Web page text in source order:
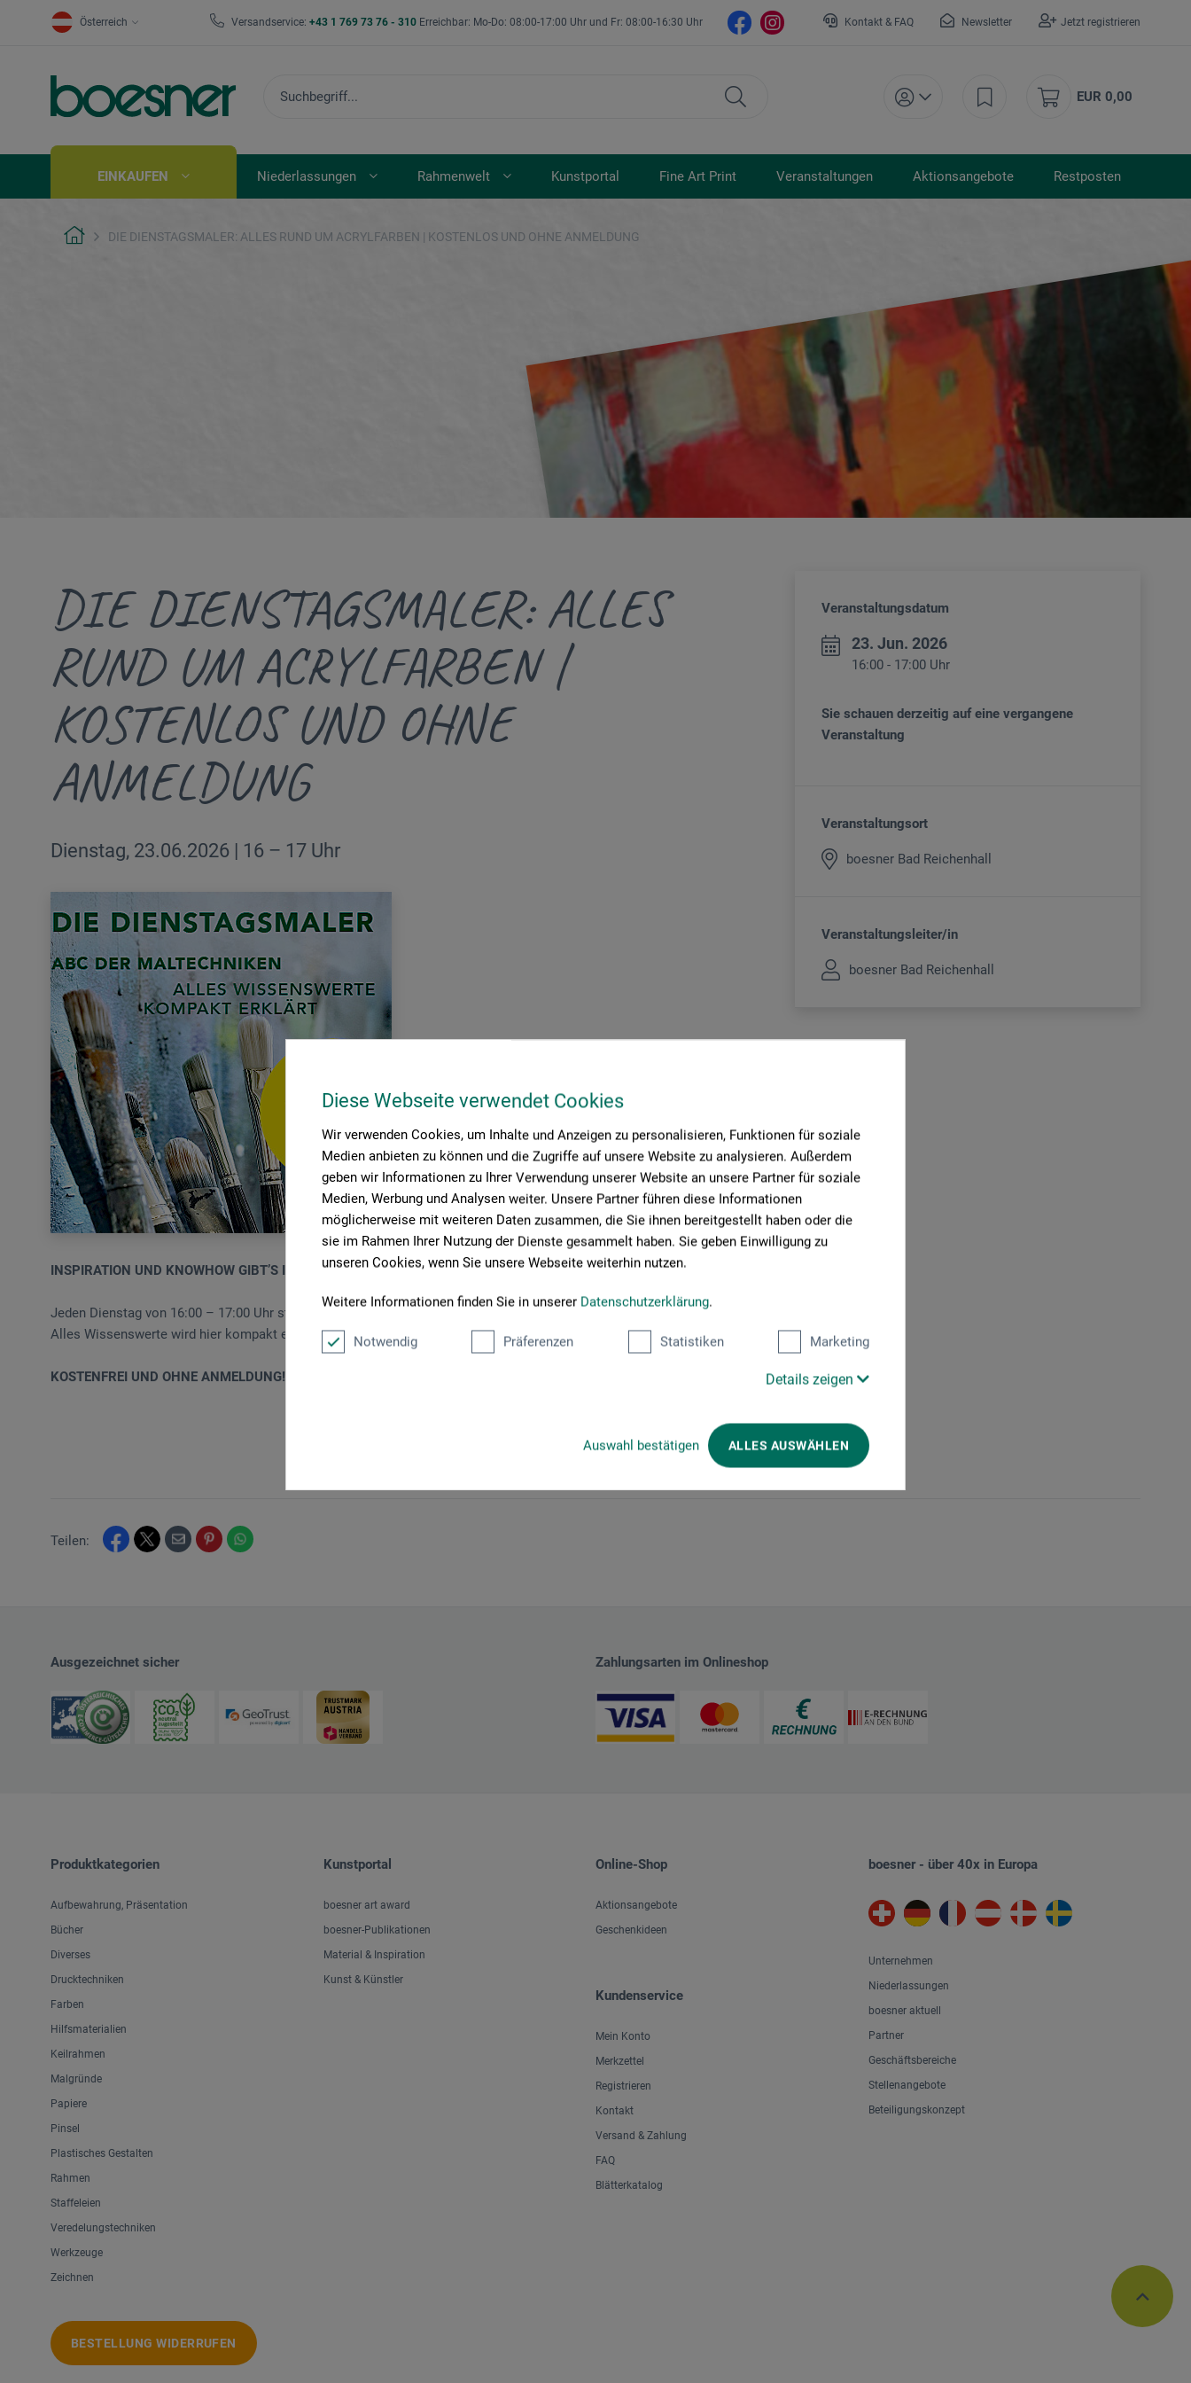
Diese Webseite verwendet Cookies
Wir verwenden Cookies, um Inhalte und Anzeigen zu personalisieren, Funktionen für soziale
Medien anbieten zu können und die Zugriffe auf unsere Website zu analysieren. Außerdem
geben wir Informationen zu Ihrer Verwendung unserer Website an unsere Partner für soziale
Medien, Werbung und Analysen weiter. Unsere Partner führen diese Informationen
möglicherweise mit weiteren Daten zusammen, die Sie ihnen bereitgestellt haben oder die
sie im Rahmen Ihrer Nutzung der Dienste gesammelt haben. Sie geben Einwilligung zu
unseren Cookies, wenn Sie unsere Webseite weiterhin nutzen.
Weitere Informationen finden Sie in unserer Datenschutzerklärung.
Notwendig Präferenzen Statistiken Marketing
Details zeigen
Auswahl bestätigen ALLES AUSWÄHLEN
Österreich Versandservice: +43 1 769 73 76 - 310 Erreichbar: Mo-Do: 08:00-17:00 Uhr und Fr: 08:00-16:30 Uhr Kontakt & FAQ Newsletter Jetzt registrieren
EUR 0,00
EINKAUFEN Niederlassungen Rahmenwelt Kunstportal Fine Art Print Veranstaltungen Aktionsangebote Restposten
DIE DIENSTAGSMALER: ALLES RUND UM ACRYLFARBEN | KOSTENLOS UND OHNE ANMELDUNG
DIE DIENSTAGSMALER: ALLES
RUND UM ACRYLFARBEN |
KOSTENLOS UND OHNE
ANMELDUNG
Dienstag, 23.06.2026 | 16 – 17 Uhr
INSPIRATION UND KNOWHOW GIBT’S IMMER DIENSTAGS BEI BOESNER BAD REICHENHALL
Jeden Dienstag von 16:00 – 17:00 Uhr stellen wir in einstündigen Sessions verschiedene Materialanwendungen vor.
Alles Wissenswerte wird hier kompakt erklärt, Fragen sind willkommen! Einfach vorbeikommen.
KOSTENFREI UND OHNE ANMELDUNG!
Veranstaltungsdatum
23. Jun. 2026
16:00 - 17:00 Uhr
Sie schauen derzeitig auf eine vergangene
Veranstaltung
Veranstaltungsort
boesner Bad Reichenhall
Veranstaltungsleiter/in
boesner Bad Reichenhall
Teilen:
Ausgezeichnet sicher Zahlungsarten im Onlineshop
Produktkategorien
Aufbewahrung, Präsentation
Bücher
Diverses
Drucktechniken
Farben
Hilfsmaterialien
Keilrahmen
Malgründe
Papiere
Pinsel
Plastisches Gestalten
Rahmen
Staffeleien
Veredelungstechniken
Werkzeuge
Zeichnen
BESTELLUNG WIDERRUFEN
Kunstportal
boesner art award
boesner-Publikationen
Material & Inspiration
Kunst & Künstler
Online-Shop
Aktionsangebote
Geschenkideen
Kundenservice
Mein Konto
Merkzettel
Registrieren
Kontakt
Versand & Zahlung
FAQ
Blätterkatalog
boesner - über 40x in Europa
Unternehmen
Niederlassungen
boesner aktuell
Partner
Geschäftsbereiche
Stellenangebote
Beteiligungskonzept